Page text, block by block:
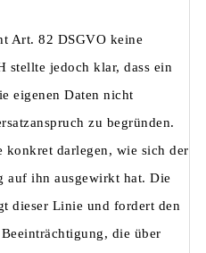
Art. 82 DSGVO keine
stellte jedoch klar, dass ein
eigenen Daten nicht
zu begründen.
konkret darlegen, wie sich der
auf ihn ausgewirkt hat. Die
dieser Linie und fordert den
die über